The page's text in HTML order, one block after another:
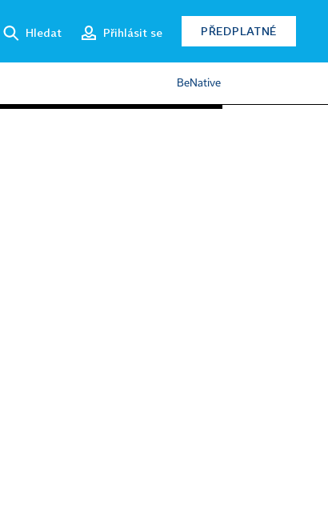
Hledat Přihlásit se PŘEDPLATNÉ
BeNative